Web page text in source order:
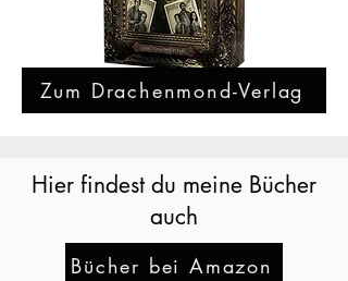
Zum Drachenmond-Verlag
Hier findest du meine Bücher
auch
Bücher bei Amazon